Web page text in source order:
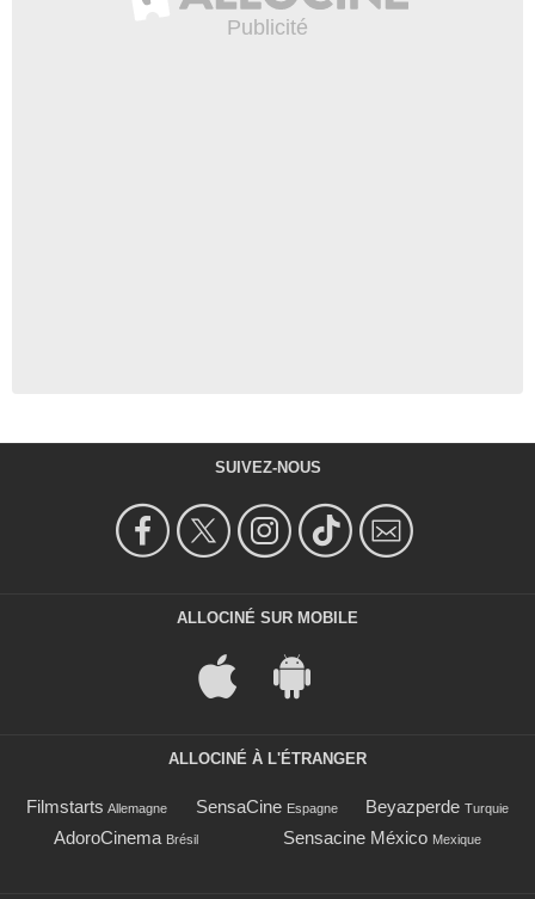
SUIVEZ-NOUS
ALLOCINÉ SUR MOBILE
ALLOCINÉ À L'ÉTRANGER
Filmstarts Allemagne SensaCine Espagne Beyazperde Turquie
AdoroCinema Brésil Sensacine México Mexique